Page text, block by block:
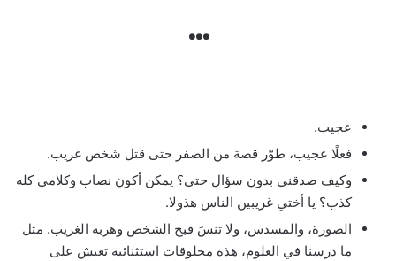
…
عجيب.
فعلًا عجيب، طوّر قصة من الصفر حتى قتل شخص غريب.
وكيف صدقني بدون سؤال حتى؟ يمكن أكون نصاب وكلامي كله
كذب؟ يا أختي غريبين الناس هذولا.
الصورة، والمسدس، ولا تنسَ قبح الشخص وهربه الغريب. مثل
ما درسنا في العلوم، هذه مخلوقات استثنائية تعيش على